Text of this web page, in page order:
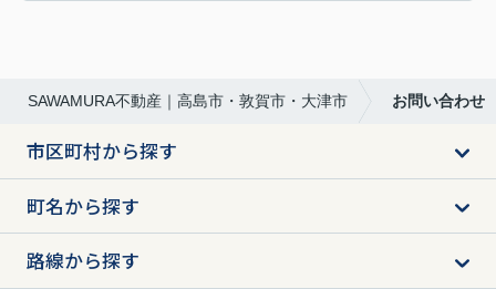
SAWAMURA不動産｜高島市・敦賀市・大津市 お問い合わせ
市区町村から探す
町名から探す
路線から探す